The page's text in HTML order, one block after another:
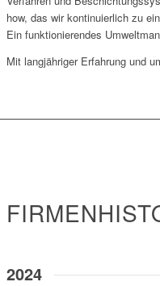
how, das wir kontinuierlich zu
Ein funktionierendes
Mit langjähriger Erfahrung und
2024